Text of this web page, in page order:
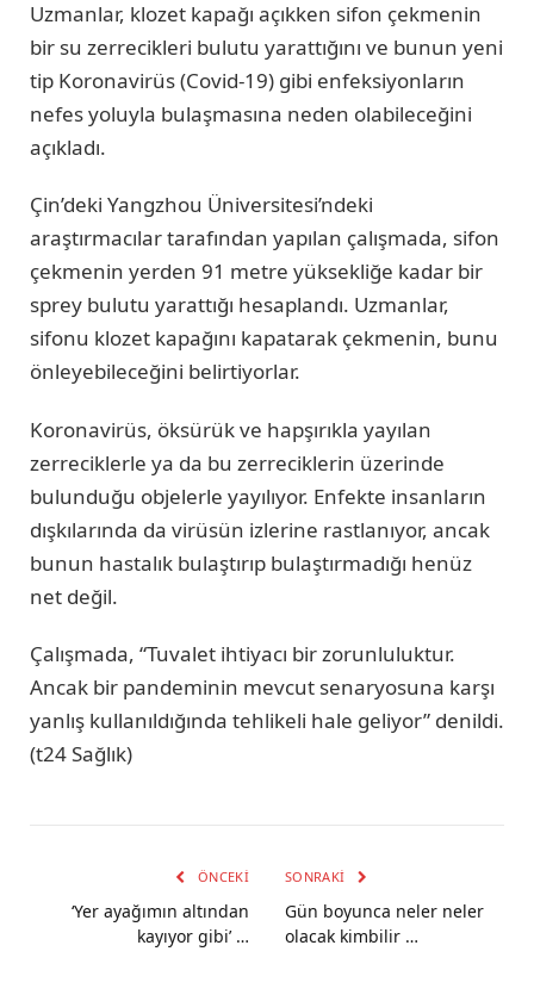
Uzmanlar, klozet kapağı açıkken sifon çekmenin
bir su zerrecikleri bulutu yarattığını ve bunun yeni
tip Koronavirüs (Covid-19) gibi enfeksiyonların
nefes yoluyla bulaşmasına neden olabileceğini
açıkladı.
Çin’deki Yangzhou Üniversitesi’ndeki
araştırmacılar tarafından yapılan çalışmada, sifon
çekmenin yerden 91 metre yüksekliğe kadar bir
sprey bulutu yarattığı hesaplandı. Uzmanlar,
sifonu klozet kapağını kapatarak çekmenin, bunu
önleyebileceğini belirtiyorlar.
Koronavirüs, öksürük ve hapşırıkla yayılan
zerreciklerle ya da bu zerreciklerin üzerinde
bulunduğu objelerle yayılıyor. Enfekte insanların
dışkılarında da virüsün izlerine rastlanıyor, ancak
bunun hastalık bulaştırıp bulaştırmadığı henüz
net değil.
Çalışmada, “Tuvalet ihtiyacı bir zorunluluktur.
Ancak bir pandeminin mevcut senaryosuna karşı
yanlış kullanıldığında tehlikeli hale geliyor” denildi.
(t24 Sağlık)
ÖNCEKI
‘Yer ayağımın altından
kayıyor gibi’ …
SONRAKI
Gün boyunca neler neler
olacak kimbilir …